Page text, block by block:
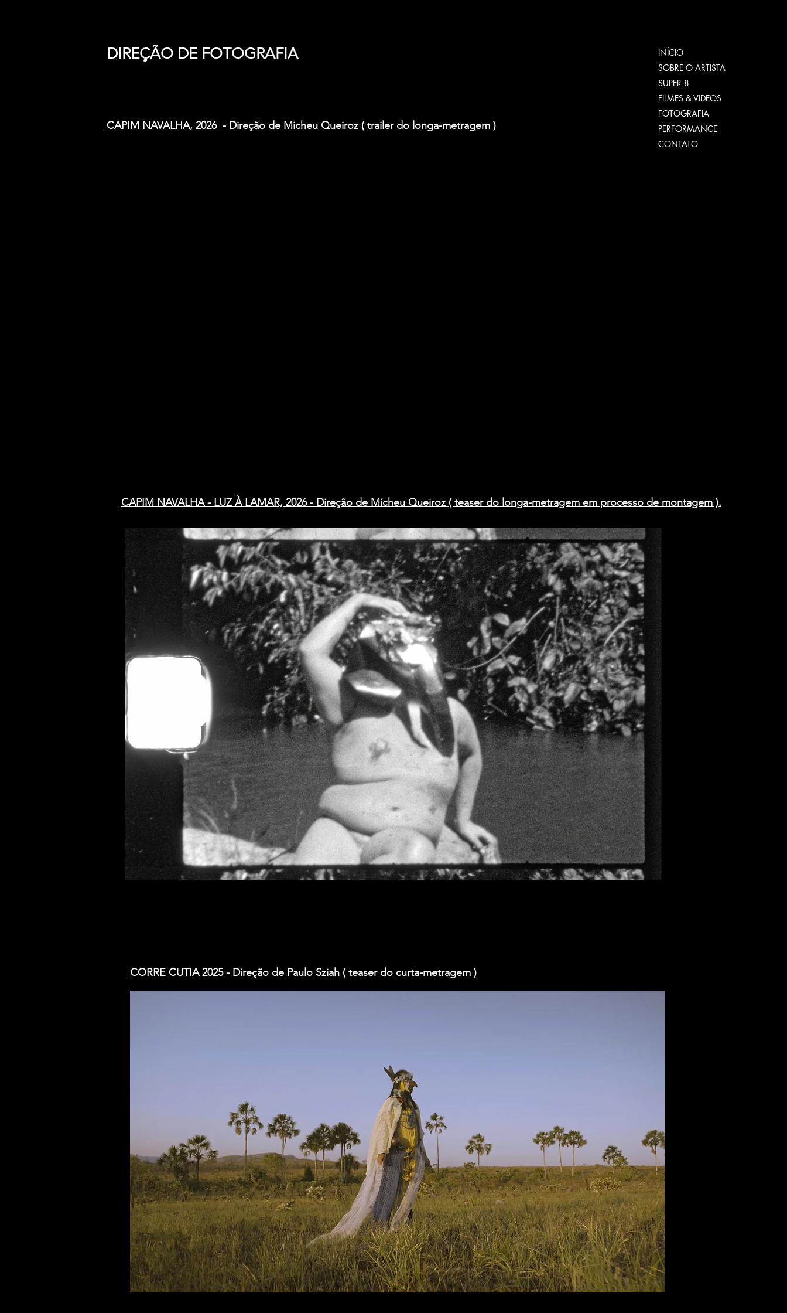
DIREÇÃO DE FOTOGRAFIA
CAPIM NAVALHA, 2026 - Direção de Micheu Queiroz ( trailer do longa-metragem )
INÍCIO
SOBRE O ARTISTA
SUPER 8
FILMES & VIDEOS
FOTOGRAFIA
PERFORMANCE
CONTATO
CAPIM NAVALHA - LUZ À LAMAR, 2026 - Direção de Micheu Queiroz ( teaser do longa-metragem em processo de montagem ).
CORRE CUTIA 2025 - Direção de Paulo Sziah ( teaser do curta-metragem )